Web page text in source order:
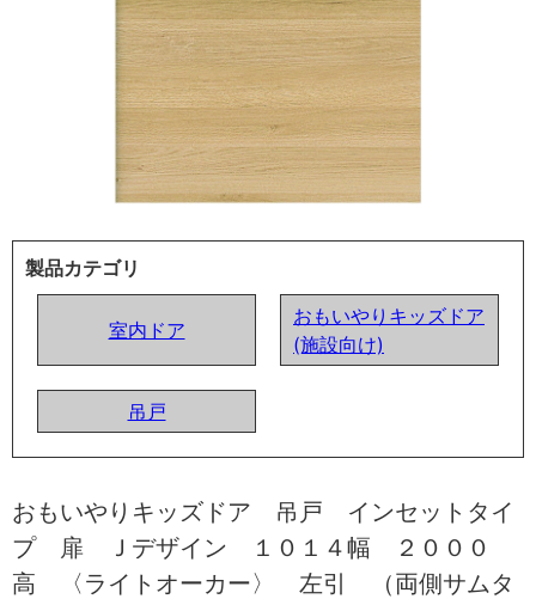
製品カテゴリ
室内ドア
おもいやりキッズドア
(施設向け)
吊戸
おもいやりキッズドア 吊戸 インセットタイ
プ 扉 Ｊデザイン １０１４幅 ２０００
高 〈ライトオーカー〉 左引 （両側サムタ